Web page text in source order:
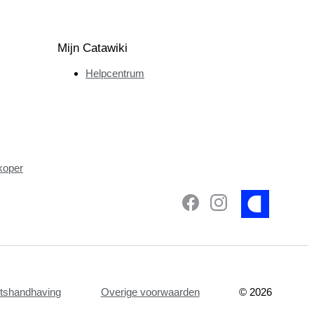
Mijn Catawiki
Helpcentrum
Overige voorwaarden © 2026